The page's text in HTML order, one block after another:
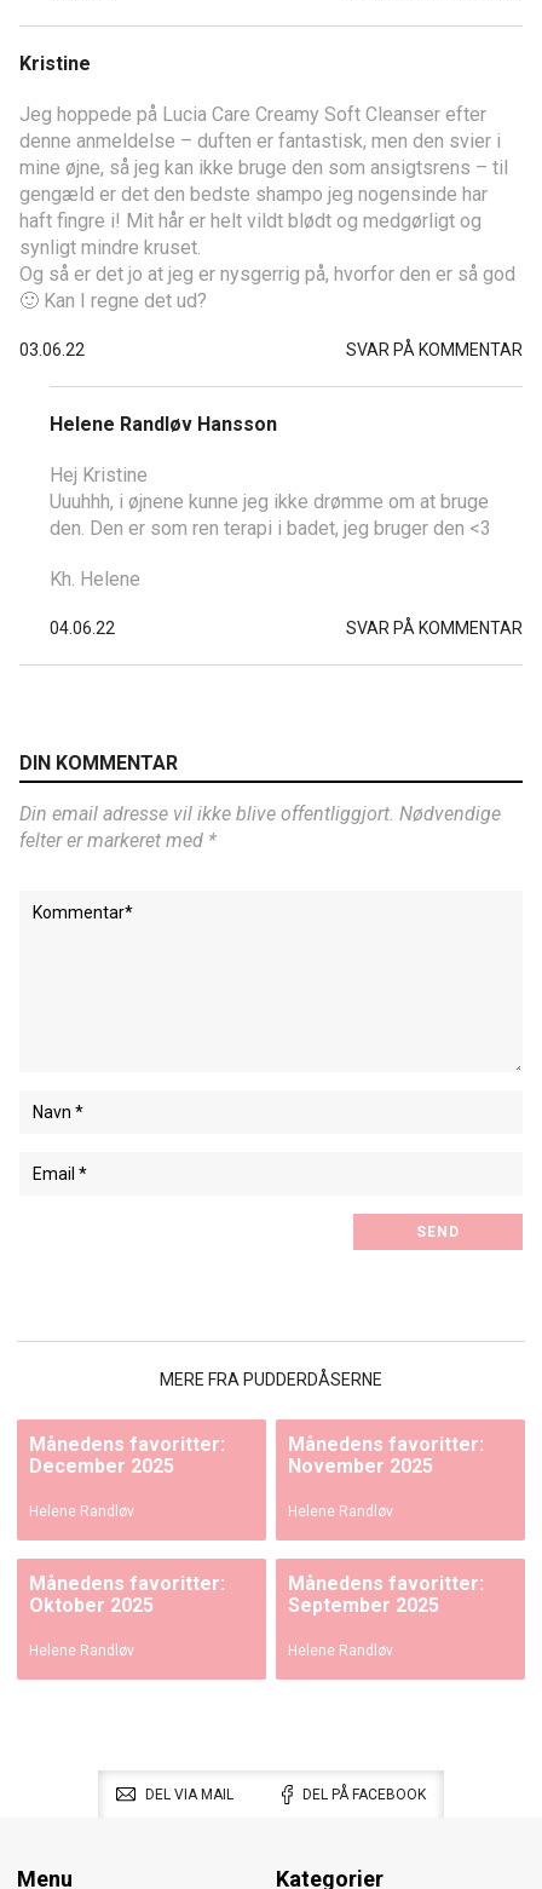
Kristine
Jeg hoppede på Lucia Care Creamy Soft Cleanser efter
denne anmeldelse – duften er fantastisk, men den svier i
mine øjne, så jeg kan ikke bruge den som ansigtsrens – til
gengæld er det den bedste shampo jeg nogensinde har
haft fingre i! Mit hår er helt vildt blødt og medgørligt og
synligt mindre kruset.
Og så er det jo at jeg er nysgerrig på, hvorfor den er så god
🙂 Kan I regne det ud?
03.06.22 SVAR PÅ KOMMENTAR
Helene Randløv Hansson
Hej Kristine
Uuuhhh, i øjnene kunne jeg ikke drømme om at bruge
den. Den er som ren terapi i badet, jeg bruger den <3
Kh. Helene
04.06.22 SVAR PÅ KOMMENTAR
DIN KOMMENTAR
Din email adresse vil ikke blive offentliggjort. Nødvendige
felter er markeret med *
MERE FRA PUDDERDÅSERNE
Månedens favoritter:
December 2025
Helene Randløv
Månedens favoritter:
November 2025
Helene Randløv
Månedens favoritter:
Oktober 2025
Helene Randløv
Månedens favoritter:
September 2025
Helene Randløv
DEL VIA MAIL DEL PÅ FACEBOOK
Menu Kategorier